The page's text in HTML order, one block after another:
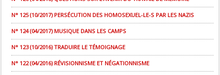
N° 125 (10/2017) PERSÉCUTION DES HOMOSEXUEL-LE-S PAR LES NAZIS
N° 124 (04/2017) MUSIQUE DANS LES CAMPS
N° 123 (10/2016) TRADUIRE LE TÉMOIGNAGE
N° 122 (04/2016) RÉVISIONNISME ET NÉGATIONNISME